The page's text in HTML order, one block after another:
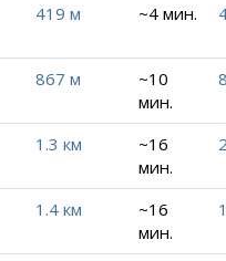
419 м ~4 мин.
867 м
~10
мин.
1.3 км
~16
мин.
1.4 км
~16
мин.